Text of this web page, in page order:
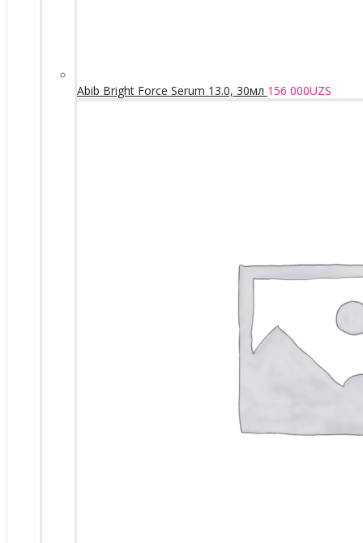
Abib Bright Force Serum 13.0, 30мл 156 000UZS